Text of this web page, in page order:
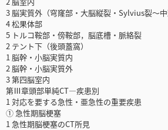
3 脳実質外（穹窿部・大脳縦裂・Sylvius裂～中
4 松果体部
5 トルコ鞍部・傍鞍部，脳底槽・脈絡裂
2 テント下（後頭蓋窩）
1 脳幹・小脳実質内
2 脳幹・小脳実質外
3 第四脳室内
第Ⅲ章頭部単純CT―疾患別
1 対応を要する急性・亜急性の重要疾患
① 急性期脳梗塞
1 急性期脳梗塞のCT所見